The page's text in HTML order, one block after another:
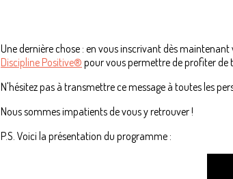
Une dernière chose : en vous inscrivant dès maintenant
Discipline Positive® pour vous permettre de profiter de
N'hésitez pas à transmettre ce message à toutes les
Nous sommes impatients de vous y retrouver !
P.S. Voici la présentation du programme :